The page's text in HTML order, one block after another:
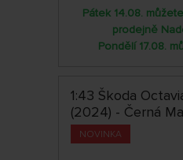
Pátek 14.08.
prodejně
Pondělí 17.08.
1:43 Škoda
(2024) - Černá
NOVINKA